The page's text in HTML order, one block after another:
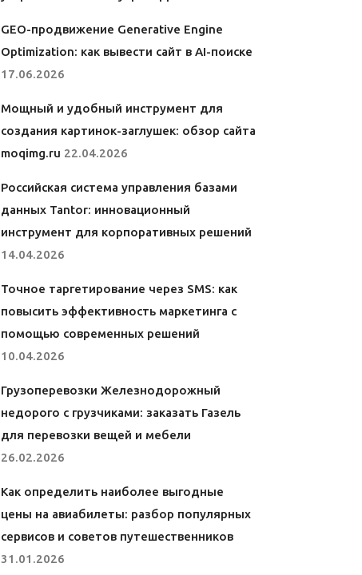
GEO-продвижение Generative Engine
Optimization: как вывести сайт в AI-поиске
17.06.2026
Мощный и удобный инструмент для
создания картинок-заглушек: обзор сайта
moqimg.ru 22.04.2026
Российская система управления базами
данных Tantor: инновационный
инструмент для корпоративных решений
14.04.2026
Точное таргетирование через SMS: как
повысить эффективность маркетинга с
помощью современных решений
10.04.2026
Грузоперевозки Железнодорожный
недорого с грузчиками: заказать Газель
для перевозки вещей и мебели
26.02.2026
Как определить наиболее выгодные
цены на авиабилеты: разбор популярных
сервисов и советов путешественников
31.01.2026